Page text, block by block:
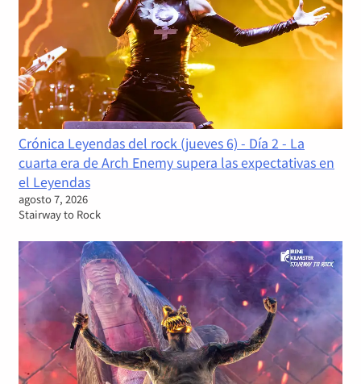
Crónica Leyendas del rock (jueves 6) - Día 2 - La
cuarta era de Arch Enemy supera las expectativas en
el Leyendas
agosto 7, 2026
Stairway to Rock